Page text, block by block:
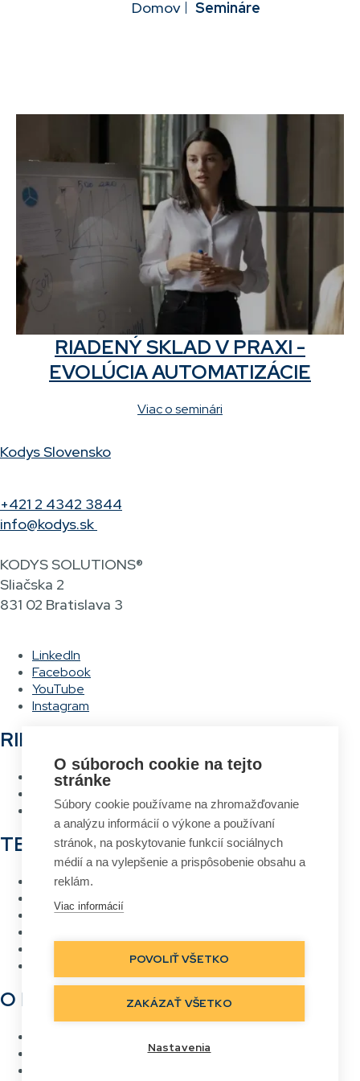
Domov Semináre
RIADENÝ SKLAD V PRAXI -
EVOLÚCIA AUTOMATIZÁCIE
Viac o seminári
Kodys Slovensko
+421 2 4342 3844
info@kodys.sk
KODYS SOLUTIONS®
Sliačska 2
831 02 Bratislava 3
LinkedIn
Facebook
YouTube
Instagram
RIEŠENIA
Hlasové vychystávanie
Systém návrhu a tlače etikiet
TECHNOLÓGIE
RFID
Čiarový kód
Bezdrôtové siete Wi-Fi
Real Time Location
O NÁS
O súboroch cookie na tejto
stránke
Súbory cookie používame na zhromažďovanie
a analýzu informácií o výkone a používaní
stránok, na poskytovanie funkcií sociálnych
médií a na vylepšenie a prispôsobenie obsahu a
reklám.
Viac informácií
POVOLIŤ VŠETKO
ZAKÁZAŤ VŠETKO
Nastavenia